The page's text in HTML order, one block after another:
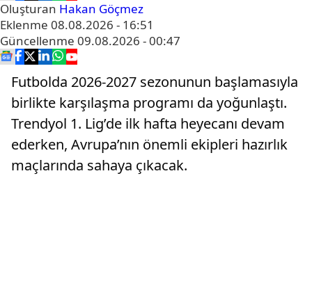
Oluşturan Hakan Göçmez
Eklenme 08.08.2026 - 16:51
Güncellenme 09.08.2026 - 00:47
Futbolda 2026-2027 sezonunun başlamasıyla
birlikte karşılaşma programı da yoğunlaştı.
Trendyol 1. Lig’de ilk hafta heyecanı devam
ederken, Avrupa’nın önemli ekipleri hazırlık
maçlarında sahaya çıkacak.